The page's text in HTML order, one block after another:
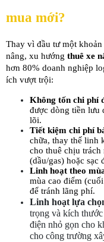
mua mới?
Thay vì đầu tư một
nâng, xu hướng thuê xe
hơn 80% doanh nghiệp
ích vượt trội:
Không tốn chi phí
được dòng tiền lưu
lõi.
Tiết kiệm chi phí
chữa, thay thế linh
cho thuê chịu
(dầu/gas) hoặc sạc
Linh hoạt theo
mùa cao điểm
để tránh lãng phí.
Linh hoạt lựa
trọng và kích
điện nhỏ gọn cho
cho công trường